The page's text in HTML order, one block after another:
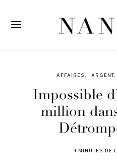
AFFAIRES ARGENT
Impossible
million
4 MINUTES DE